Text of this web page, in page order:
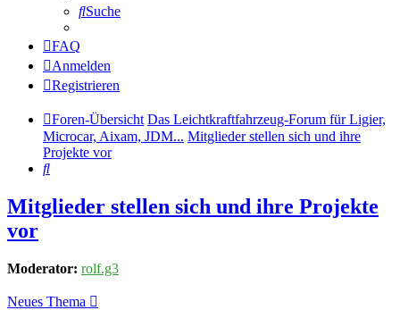
Suche
FAQ
Anmelden
Registrieren
Foren-Übersicht Das Leichtkraftfahrzeug-Forum für Ligier,
Microcar, Aixam, JDM... Mitglieder stellen sich und ihre
Projekte vor
Suche
Mitglieder stellen sich und ihre Projekte
vor
Moderator: rolf.g3
Neues Thema